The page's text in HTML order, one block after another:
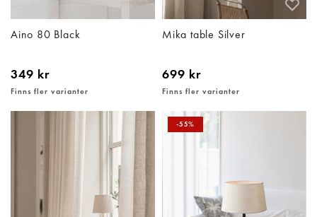
Aino 80 Black
349 kr
Finns fler varianter
Mika table Silver
699 kr
Finns fler varianter
-55%